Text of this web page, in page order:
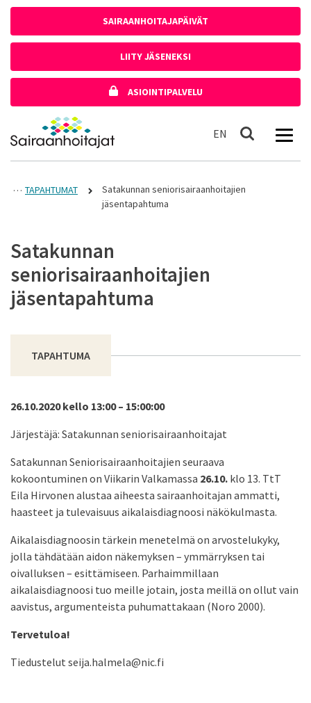
SAIRAANHOITAJAPÄIVÄT
LIITY JÄSENEKSI
ASIOINTIPALVELU
Etusivulle
EN In English
Haku
TAPAHTUMAT
Satakunnan seniorisairaanhoitajien
jäsentapahtuma
Satakunnan
seniorisairaanhoitajien
jäsentapahtuma
TAPAHTUMA
26.10.2020 kello 13:00 – 15:00:00
Järjestäjä: Satakunnan seniorisairaanhoitajat
Satakunnan Seniorisairaanhoitajien seuraava
kokoontuminen on Viikarin Valkamassa 26.10. klo 13. TtT
Eila Hirvonen alustaa aiheesta sairaanhoitajan ammatti,
haasteet ja tulevaisuus aikalaisdiagnoosi näkökulmasta.
Aikalaisdiagnoosin tärkein menetelmä on arvostelukyky,
jolla tähdätään aidon näkemyksen – ymmärryksen tai
oivalluksen – esittämiseen. Parhaimmillaan
aikalaisdiagnoosi tuo meille jotain, josta meillä on ollut vain
aavistus, argumenteista puhumattakaan (Noro 2000).
Tervetuloa!
Tiedustelut seija.halmela@nic.fi